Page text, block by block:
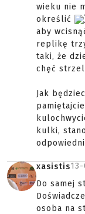
wieku nie
określić
aby
replikę
taki, że
chęć
Jak
kulki,
xasistis
Do samej
osoba na